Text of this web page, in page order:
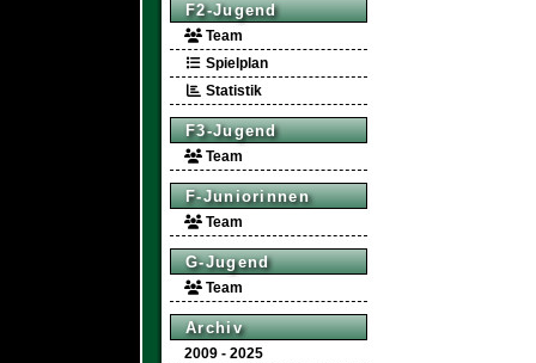
F2-Jugend
Team
Spielplan
Statistik
F3-Jugend
Team
F-Juniorinnen
Team
G-Jugend
Team
Archiv
2009 - 2025